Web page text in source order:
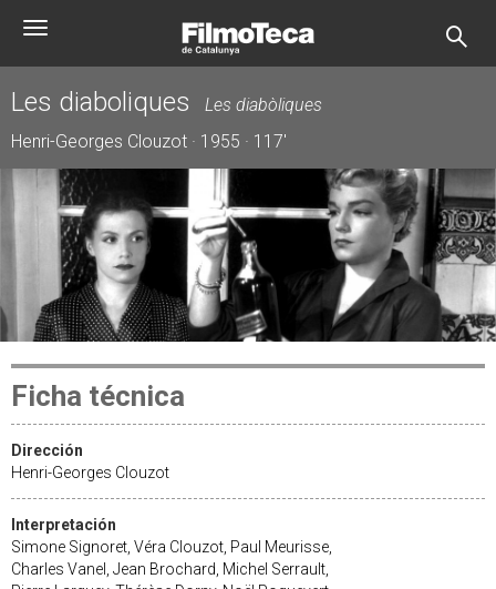
Toggle
Les diaboliques
Les diabòliques
Henri-Georges Clouzot · 1955 · 117'
Ficha técnica
Dirección
Henri-Georges Clouzot
Interpretación
Simone Signoret, Véra Clouzot, Paul Meurisse,
Charles Vanel, Jean Brochard, Michel Serrault,